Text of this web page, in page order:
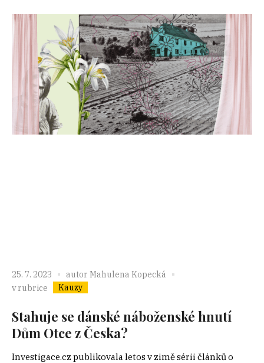
25. 7. 2023 autor Mahulena Kopecká
v rubrice
Kauzy
Stahuje se dánské náboženské hnutí
Dům Otce z Česka?
Investigace.cz publikovala letos v zimě sérii článků o